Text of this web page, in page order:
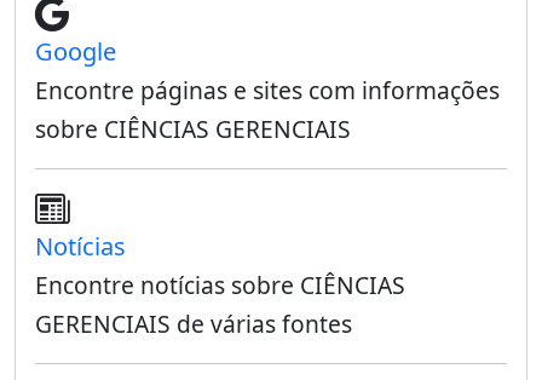
Google
Encontre páginas e sites com informações
sobre CIÊNCIAS GERENCIAIS
Notícias
Encontre notícias sobre CIÊNCIAS
GERENCIAIS de várias fontes